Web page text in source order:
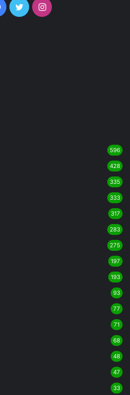
Facebook
TwitterInstagram
596
428
335
333
317
283
275
197
193
93
77
71
68
48
47
33